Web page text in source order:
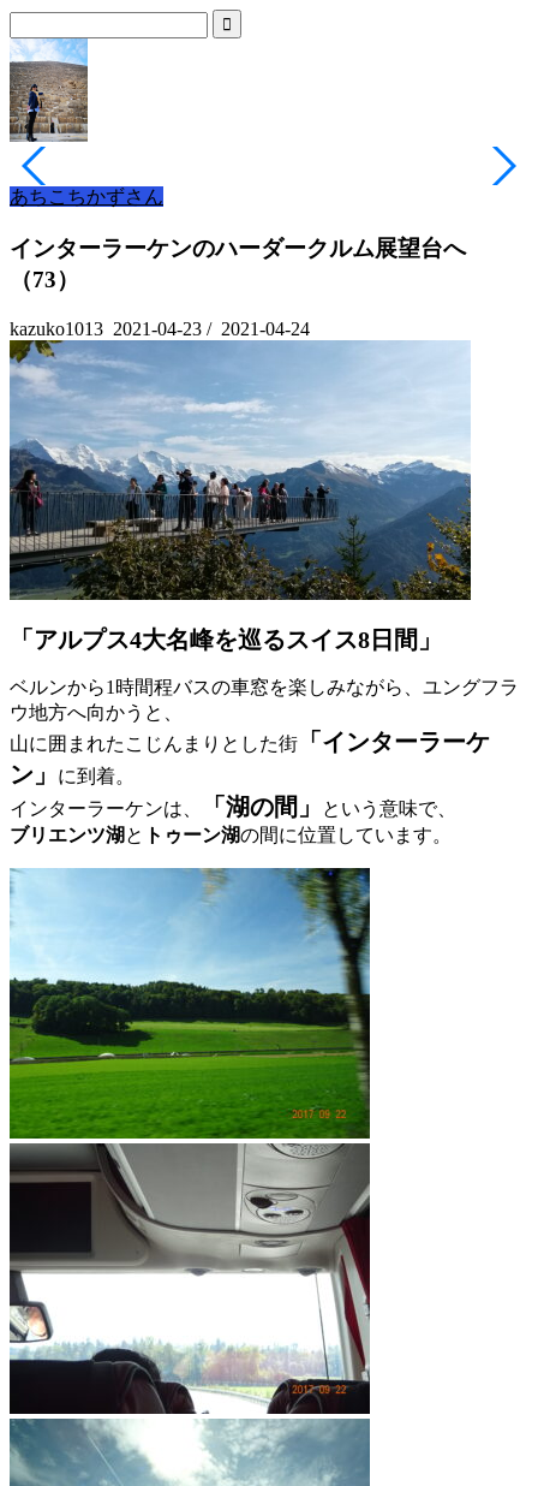
あちこちかずさん
インターラーケンのハーダークルム展望台へ
（73）
kazuko1013 2021-04-23 / 2021-04-24
「アルプス4大名峰を巡るスイス8日間」
ベルンから1時間程バスの車窓を楽しみながら、ユングフラ
ウ地方へ向かうと、
山に囲まれたこじんまりとした街
「インターラーケ
ン」
に到着。
インターラーケンは、
「湖の間」
という意味で、
ブリエンツ湖 と トゥーン湖の間に位置しています。